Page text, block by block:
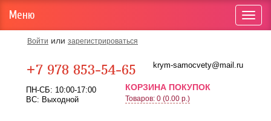
Войти или зарегистрироваться
+7 978 853-54-65 krym-samocvety@mail.ru
ПН-СБ: 10:00-17:00
ВС: Выходной
КОРЗИНА ПОКУПОК
Товаров: 0 (0.00 р.)
Меню